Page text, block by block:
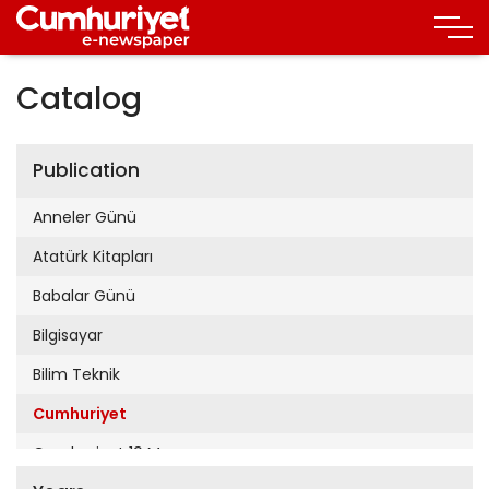
Catalog
Publication
Anneler Günü
Atatürk Kitapları
Babalar Günü
Bilgisayar
Bilim Teknik
Cumhuriyet
Cumhuriyet 19 Mayıs